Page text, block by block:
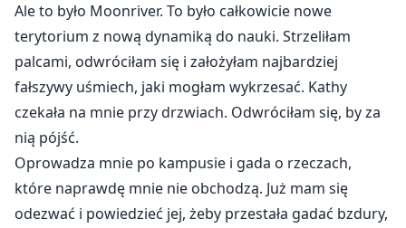
Ale to było Moonriver. To było całkowicie nowe
terytorium z nową dynamiką do nauki. Strzeliłam
palcami, odwróciłam się i założyłam najbardziej
fałszywy uśmiech, jaki mogłam wykrzesać. Kathy
czekała na mnie przy drzwiach. Odwróciłam się, by za
nią pójść.
Oprowadza mnie po kampusie i gada o rzeczach,
które naprawdę mnie nie obchodzą. Już mam się
odezwać i powiedzieć jej, żeby przestała gadać bzdury,